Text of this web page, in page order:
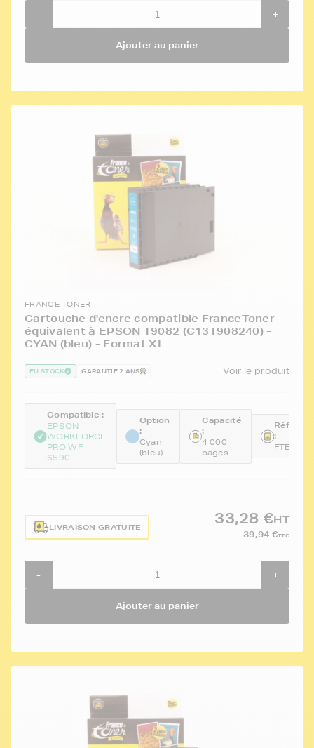
- +
Ajouter au panier
FRANCE TONER
Cartouche d'encre compatible FranceToner
équivalent à EPSON T9082 (C13T908240) -
CYAN (bleu) - Format XL
EN STOCK GARANTIE 2 ANS Voir le produit
Compatible :
EPSON
WORKFORCE
PRO WF
6590
Option
:
Cyan
(bleu)
Capacité
:
4 000
pages
:
LIVRAISON GRATUITE
33,28 €HT
39,94 €TTC
- +
Ajouter au panier